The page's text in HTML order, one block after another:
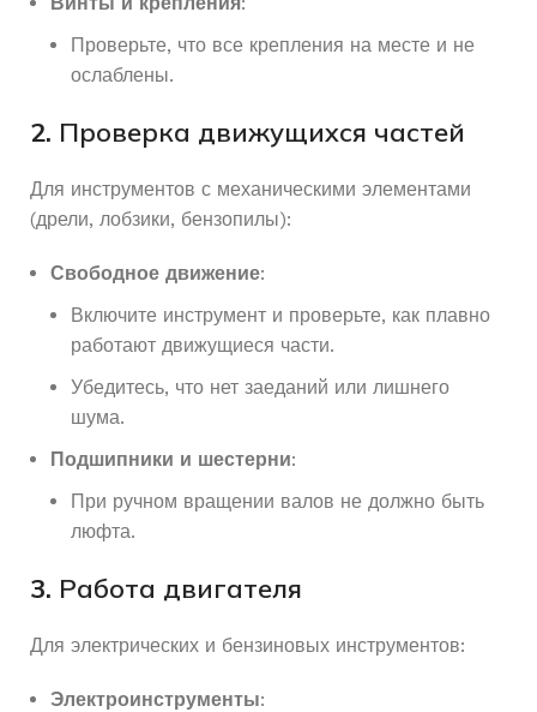
Проверьте, что все крепления на месте и не
ослаблены.
2. Проверка движущихся частей
Для инструментов с механическими элементами
(дрели, лобзики, бензопилы):
Свободное движение:
Включите инструмент и проверьте, как плавно
работают движущиеся части.
Убедитесь, что нет заеданий или лишнего
шума.
Подшипники и шестерни:
При ручном вращении валов не должно быть
люфта.
3. Работа двигателя
Для электрических и бензиновых инструментов:
Электроинструменты: